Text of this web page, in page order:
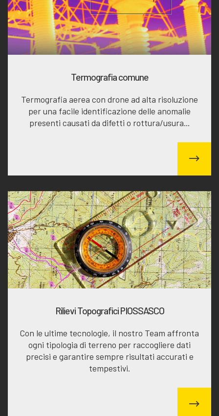
Termografia comune
Termografia aerea con drone ad alta risoluzione
per una facile identificazione delle anomalie
presenti causati da difetti o rottura/usura...
Rilievi Topografici PIOSSASCO
Con le ultime tecnologie, il nostro Team affronta
ogni tipologia di terreno per raccogliere dati
precisi e garantire sempre risultati accurati e
tempestivi.